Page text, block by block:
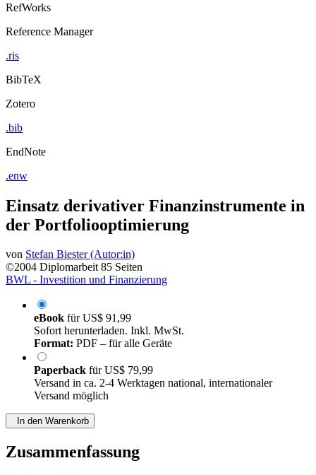
RefWorks
Reference Manager
.ris
BibTeX
Zotero
.bib
EndNote
.enw
Einsatz derivativer Finanzinstrumente in
der Portfoliooptimierung
von Stefan Biester (Autor:in)
©2004 Diplomarbeit 85 Seiten
BWL - Investition und Finanzierung
eBook fürUS$ 91,99
Sofort herunterladen. Inkl. MwSt.
Format: PDF – für alle Geräte
Paperback fürUS$ 79,99
Versand in ca. 2-4 Werktagen national, internationaler
Versand möglich
In den Warenkorb
Zusammenfassung